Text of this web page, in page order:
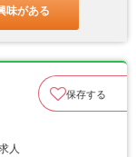
味がある
保存する
人